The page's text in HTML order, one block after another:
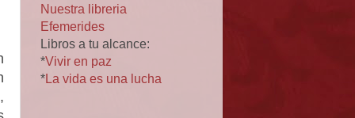
Nuestra libreria
Efemerides
Libros a tu alcance:
*Vivir en paz
*La vida es una lucha